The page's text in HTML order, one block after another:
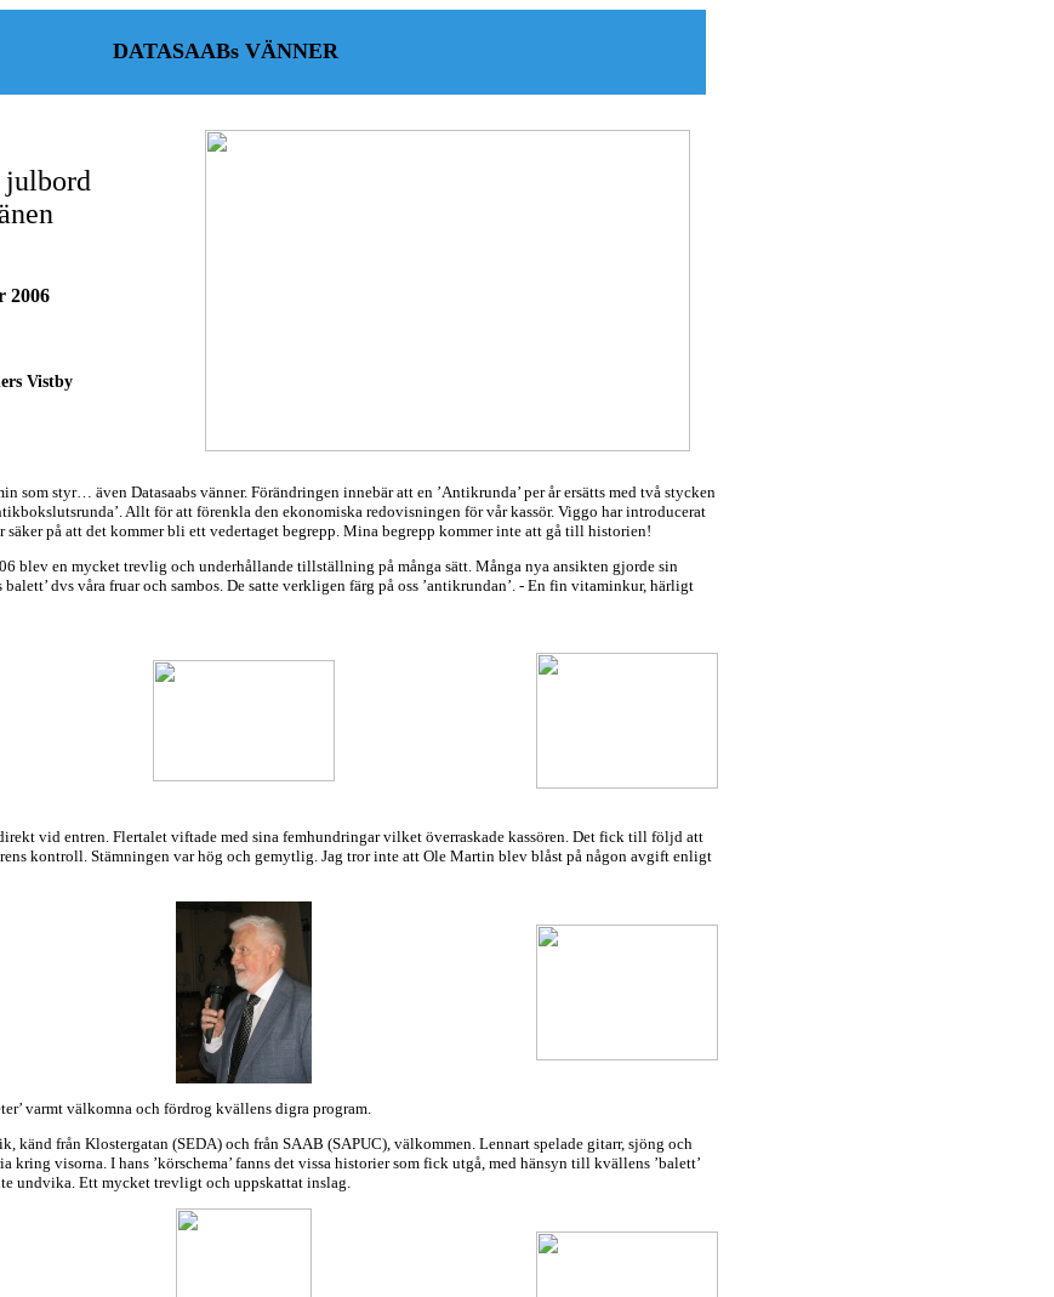
DATASAABs VÄNNER
julbord
2006
Vistby
som styr… även Datasaabs vänner. Förändringen innebär att en ’Antikrunda’ per år ersätts med två stycken
Allt för att förenkla den ekonomiska redovisningen för vår kassör. Viggo har introducerat
säker på att det kommer bli ett vedertaget begrepp. Mina begrepp kommer inte att gå till historien!
blev en mycket trevlig och underhållande tillställning på många sätt. Många nya ansikten gjorde sin
balett’ dvs våra fruar och sambos. De satte verkligen färg på oss ’antikrundan’. - En fin vitaminkur, härligt
vid entren. Flertalet viftade med sina femhundringar vilket överraskade kassören. Det fick till följd att
kontroll. Stämningen var hög och gemytlig. Jag tror inte att Ole Martin blev blåst på någon avgift enligt
varmt välkomna och fördrog kvällens digra program.
känd från Klostergatan (SEDA) och från SAAB (SAPUC), välkommen. Lennart spelade gitarr, sjöng och
kring visorna. I hans ’körschema’ fanns det vissa historier som fick utgå, med hänsyn till kvällens ’balett’
undvika. Ett mycket trevligt och uppskattat inslag.